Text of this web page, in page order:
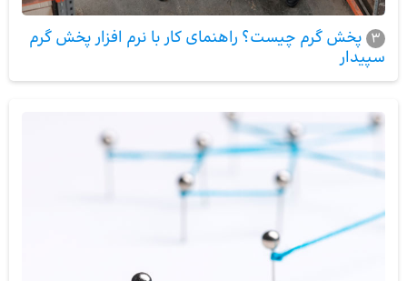
3 پخش گرم چیست؟ راهنمای کار با نرم افزار پخش گرم
سپیدار